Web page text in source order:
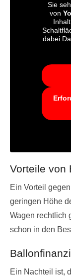
Sie
von
dabei
Vorteile von
Ein Vorteil
geringen Höhe
Wagen rechtlich
schon in den
Ein Nachteil ist,